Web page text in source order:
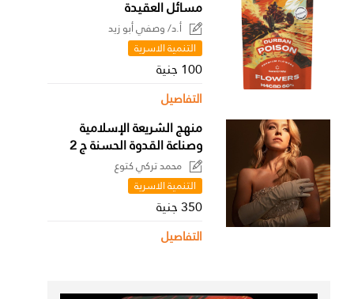
مسائل العقيدة
أ.د/ وصفي أبو زيد
التنمية الاسرية
100 جنية
التفاصيل
منهج الشريعة الإسلامية
وصناعة القدوة الحسنة ج 2
محمد تركي كتوع
التنمية الاسرية
350 جنية
التفاصيل